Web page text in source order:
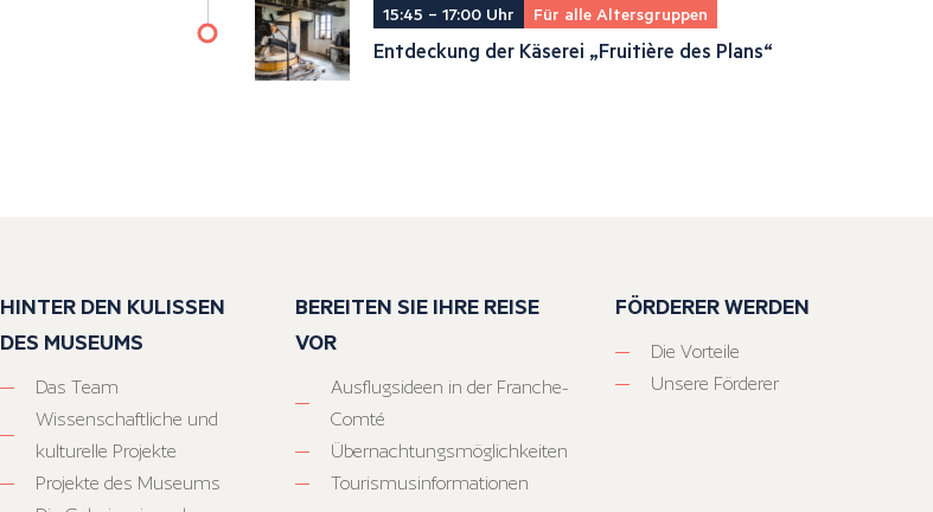
15:45 – 17:00 Uhr Für alle Altersgruppen
Entdeckung der Käserei „Fruitière des Plans“
HINTER DEN KULISSEN
DES MUSEUMS
Das Team
Wissenschaftliche und
kulturelle Projekte
Projekte des Museums
BEREITEN SIE IHRE REISE
VOR
Ausflugsideen in der Franche-
Comté
Übernachtungsmöglichkeiten
Tourismusinformationen
FÖRDERER WERDEN
Die Vorteile
Unsere Förderer